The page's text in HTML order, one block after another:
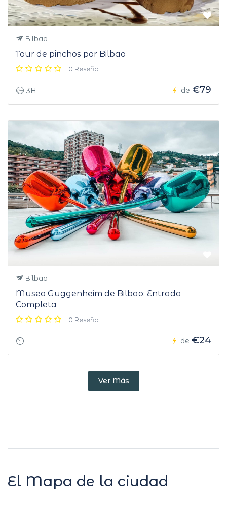
Bilbao
Tour de pinchos por Bilbao
0 Reseña
3H de €79
Bilbao
Museo Guggenheim de Bilbao: Entrada
Completa
0 Reseña
de €24
Ver Más
El Mapa de la ciudad